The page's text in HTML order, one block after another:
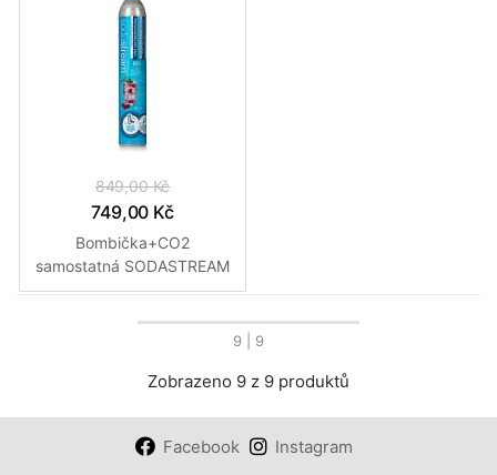
849,00 Kč
749,00 Kč
Bombička+CO2
samostatná SODASTREAM
9 | 9
Zobrazeno 9 z 9 produktů
Facebook Instagram